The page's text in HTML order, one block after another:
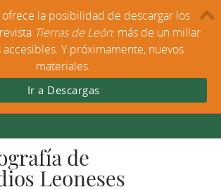
ofrece la posibilidad de descargar los
Tierras de León: más de un millar
Y próximamente, nuevos
materiales.
Ir a Descargas